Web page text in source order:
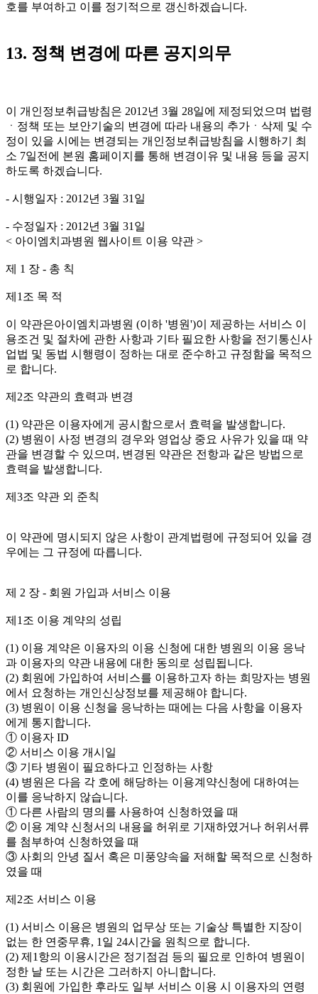
호를 부여하고 이를 정기적으로 갱신하겠습니다.
13. 정책 변경에 따른 공지의무
이 개인정보취급방침은 2012년 3월 28일에 제정되었으며 법령
ㆍ정책 또는 보안기술의 변경에 따라 내용의 추가ㆍ삭제 및 수
정이 있을 시에는 변경되는 개인정보취급방침을 시행하기 최
소 7일전에 본원 홈페이지를 통해 변경이유 및 내용 등을 공지
하도록 하겠습니다.
- 시행일자 : 2012년 3월 31일
- 수정일자 : 2012년 3월 31일
< 아이엠치과병원 웹사이트 이용 약관 >
제 1 장 - 총 칙
제1조 목 적
이 약관은아이엠치과병원 (이하 '병원')이 제공하는 서비스 이
용조건 및 절차에 관한 사항과 기타 필요한 사항을 전기통신사
업법 및 동법 시행령이 정하는 대로 준수하고 규정함을 목적으
로 합니다.
제2조 약관의 효력과 변경
(1) 약관은 이용자에게 공시함으로서 효력을 발생합니다.
(2) 병원이 사정 변경의 경우와 영업상 중요 사유가 있을 때 약
관을 변경할 수 있으며, 변경된 약관은 전항과 같은 방법으로
효력을 발생합니다.
제3조 약관 외 준칙
이 약관에 명시되지 않은 사항이 관계법령에 규정되어 있을 경
우에는 그 규정에 따릅니다.
제 2 장 - 회원 가입과 서비스 이용
제1조 이용 계약의 성립
(1) 이용 계약은 이용자의 이용 신청에 대한 병원의 이용 응낙
과 이용자의 약관 내용에 대한 동의로 성립됩니다.
(2) 회원에 가입하여 서비스를 이용하고자 하는 희망자는 병원
에서 요청하는 개인신상정보를 제공해야 합니다.
(3) 병원이 이용 신청을 응낙하는 때에는 다음 사항을 이용자
에게 통지합니다.
① 이용자 ID
② 서비스 이용 개시일
③ 기타 병원이 필요하다고 인정하는 사항
(4) 병원은 다음 각 호에 해당하는 이용계약신청에 대하여는
이를 응낙하지 않습니다.
① 다른 사람의 명의를 사용하여 신청하였을 때
② 이용 계약 신청서의 내용을 허위로 기재하였거나 허위서류
를 첨부하여 신청하였을 때
③ 사회의 안녕 질서 혹은 미풍양속을 저해할 목적으로 신청하
였을 때
제2조 서비스 이용
(1) 서비스 이용은 병원의 업무상 또는 기술상 특별한 지장이
없는 한 연중무휴, 1일 24시간을 원칙으로 합니다.
(2) 제1항의 이용시간은 정기점검 등의 필요로 인하여 병원이
정한 날 또는 시간은 그러하지 아니합니다.
(3) 회원에 가입한 후라도 일부 서비스 이용 시 이용자의 연령